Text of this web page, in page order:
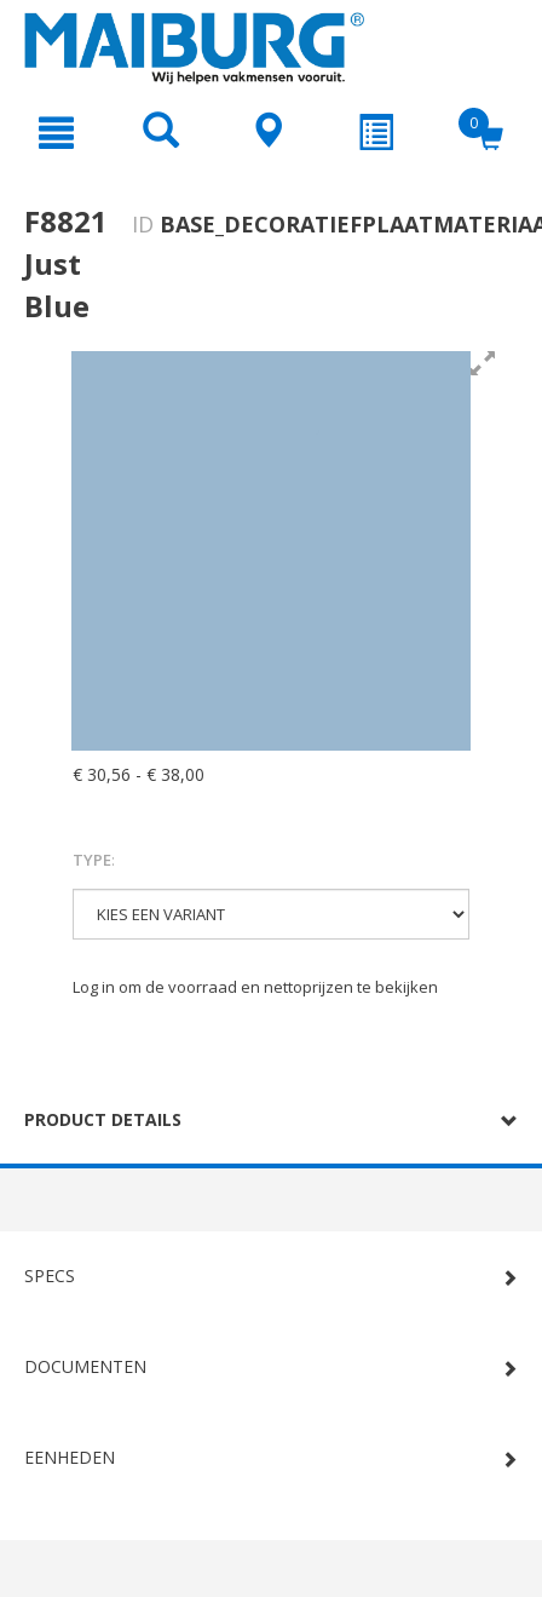
text.skipToNavigation
0
F8821
Just
Blue
ID
€ 30,56 - € 38,00
TYPE:
Log in om de voorraad en nettoprijzen te bekijken
PRODUCT DETAILS
SPECS
DOCUMENTEN
EENHEDEN